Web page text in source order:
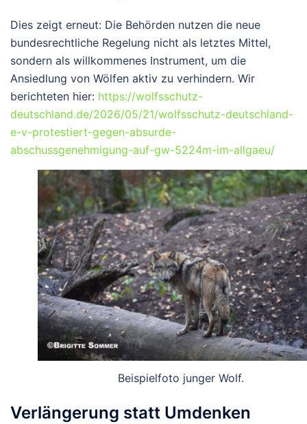
Dies zeigt erneut: Die Behörden nutzen die neue
bundesrechtliche Regelung nicht als letztes Mittel,
sondern als willkommenes Instrument, um die
Ansiedlung von Wölfen aktiv zu verhindern. Wir
berichteten hier: https://wolfsschutz-
deutschland.de/2026/05/21/wolfsschutz-deutschland-
e-v-protestiert-gegen-absurde-
abschussgenehmigung-auf-gw-5224m-im-allgaeu/
Beispielfoto junger Wolf.
Verlängerung statt Umdenken